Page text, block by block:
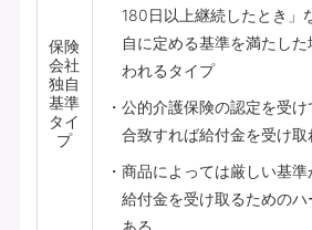
保険
会社
独自
基準
タイ
プ
180日以上継続したとき」
自に定める基準を満たし
われるタイプ
公的介護保険の認定を受
合致すれば給付金を受け取
商品によっては厳しい基準
給付金を受け取るための
ある